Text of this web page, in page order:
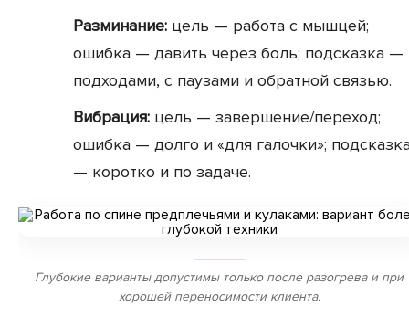
Разминание: цель — работа с мышцей;
ошибка — давить через боль; подсказка —
подходами, с паузами и обратной связью.
Вибрация: цель — завершение/переход;
ошибка — долго и «для галочки»;
— коротко и по задаче.
Глубокие варианты допустимы только после разогрева и при
хорошей переносимости клиента.